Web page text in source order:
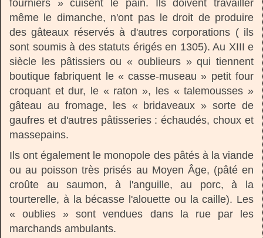
fourniers » cuisent le pain. Ils doivent travailler
même le dimanche, n'ont pas le droit de produire
des gâteaux réservés à d'autres corporations ( ils
sont soumis à des statuts érigés en 1305). Au XIII e
siècle les pâtissiers ou « oublieurs » qui tiennent
boutique fabriquent le « casse-museau » petit four
croquant et dur, le « raton », les « talemousses »
gâteau au fromage, les « bridaveaux » sorte de
gaufres et d'autres pâtisseries : échaudés, choux et
massepains.
Ils ont également le monopole des pâtés à la viande
ou au poisson très prisés au Moyen Âge, (pâté en
croûte au saumon, à l'anguille, au porc, à la
tourterelle, à la bécasse l'alouette ou la caille). Les
« oublies » sont vendues dans la rue par les
marchands ambulants.